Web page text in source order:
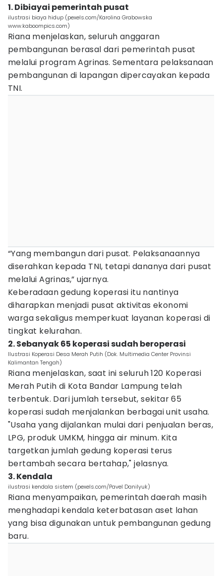
1. Dibiayai pemerintah pusat
ilustrasi biaya hidup (pexels.com/Karolina Grabowska
www.kaboompics.com)
Riana menjelaskan, seluruh anggaran
pembangunan berasal dari pemerintah pusat
melalui program Agrinas. Sementara pelaksanaan
pembangunan di lapangan dipercayakan kepada
TNI.
“Yang membangun dari pusat. Pelaksanaannya
diserahkan kepada TNI, tetapi dananya dari pusat
melalui Agrinas,” ujarnya.
Keberadaan gedung koperasi itu nantinya
diharapkan menjadi pusat aktivitas ekonomi
warga sekaligus memperkuat layanan koperasi di
tingkat kelurahan.
2. Sebanyak 65 koperasi sudah beroperasi
Ilustrasi Koperasi Desa Merah Putih (Dok. Multimedia Center Provinsi
Kalimantan Tengah)
Riana menjelaskan, saat ini seluruh 120 Koperasi
Merah Putih di Kota Bandar Lampung telah
terbentuk. Dari jumlah tersebut, sekitar 65
koperasi sudah menjalankan berbagai unit usaha.
"Usaha yang dijalankan mulai dari penjualan beras,
LPG, produk UMKM, hingga air minum. Kita
targetkan jumlah gedung koperasi terus
bertambah secara bertahap," jelasnya.
3. Kendala
ilustrasi kendala sistem (pexels.com/Pavel Danilyuk)
Riana menyampaikan, pemerintah daerah masih
menghadapi kendala keterbatasan aset lahan
yang bisa digunakan untuk pembangunan gedung
baru.